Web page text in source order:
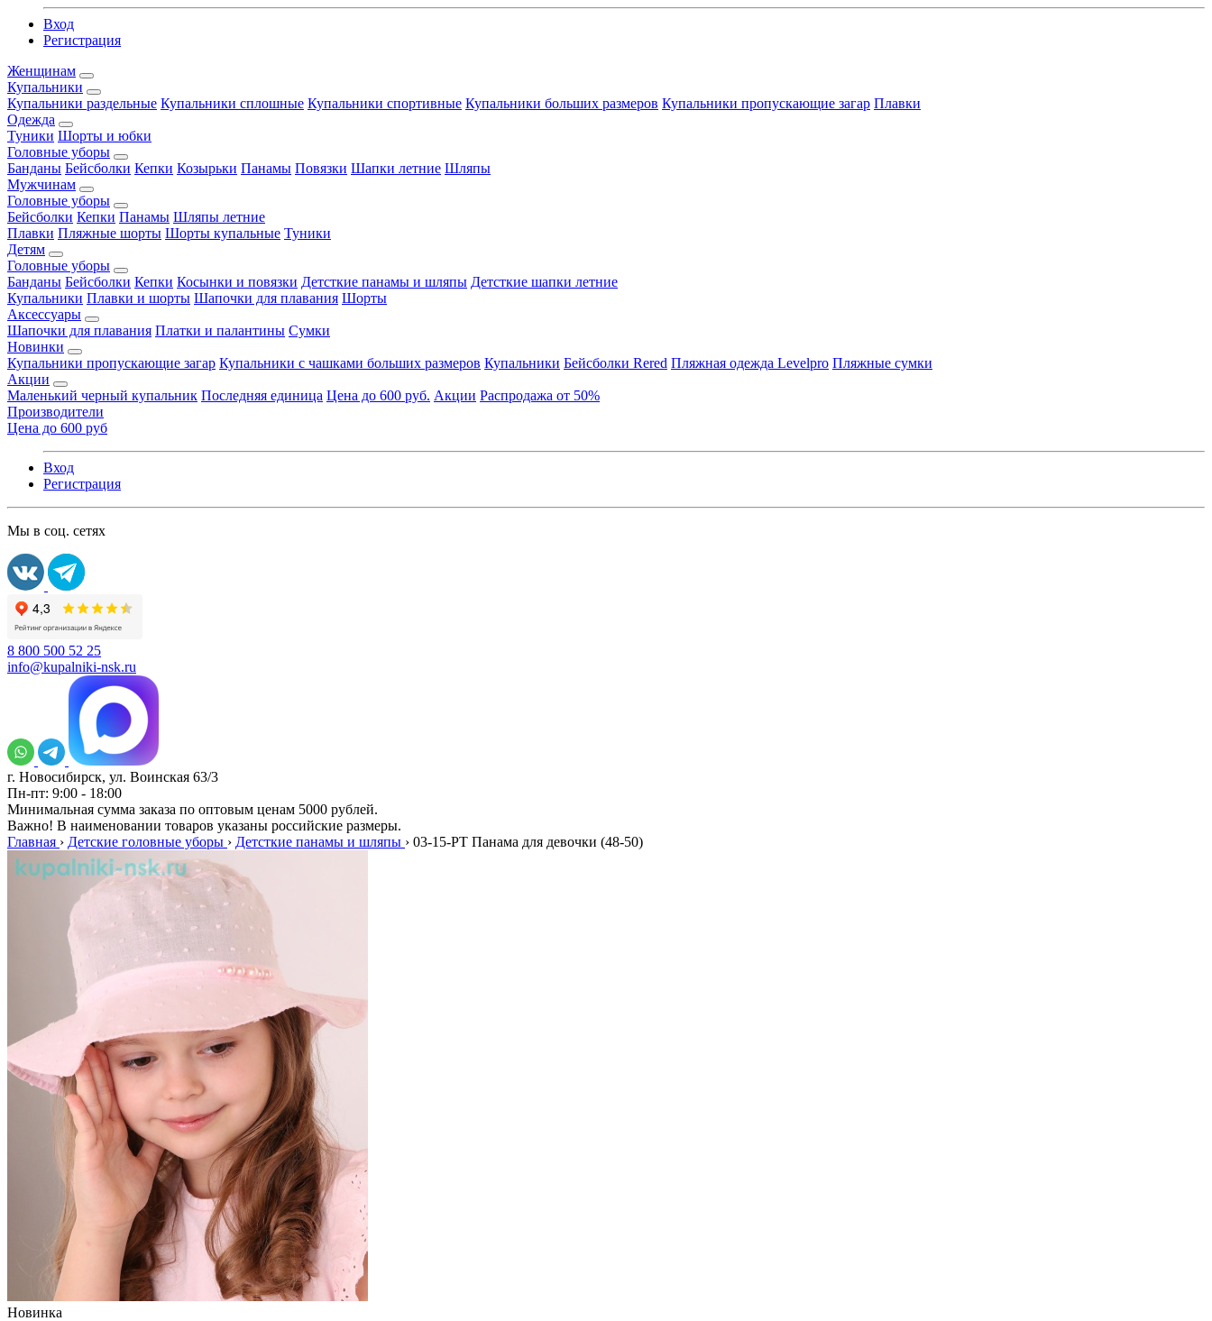
Вход
Регистрация
Женщинам
Купальники
Купальники раздельные Купальники сплошные Купальники спортивные Купальники больших размеров Купальники пропускающие загар Плавки
Одежда
Туники Шорты и юбки
Головные уборы
Банданы Бейсболки Кепки Козырьки Панамы Повязки Шапки летние Шляпы
Мужчинам
Головные уборы
Бейсболки Кепки Панамы Шляпы летние
Плавки Пляжные шорты Шорты купальные Туники
Детям
Головные уборы
Банданы Бейсболки Кепки Косынки и повязки Детсткие панамы и шляпы Детсткие шапки летние
Купальники Плавки и шорты Шапочки для плавания Шорты
Аксессуары
Шапочки для плавания Платки и палантины Сумки
Новинки
Купальники пропускающие загар Купальники с чашками больших размеров Купальники Бейсболки Rered Пляжная одежда Levelpro Пляжные сумки
Акции
Маленький черный купальник Последняя единица Цена до 600 руб. Акции Распродажа от 50%
Производители
Цена до 600 руб
Вход
Регистрация
Мы в соц. сетях
8 800 500 52 25
info@kupalniki-nsk.ru
г. Новосибирск, ул. Воинская 63/3
Пн-пт: 9:00 - 18:00
Минимальная сумма заказа по оптовым ценам 5000 рублей.
Важно! В наименовании товаров указаны российские размеры.
Главная › Детские головные уборы › Детсткие панамы и шляпы › 03-15-PT Панама для девочки (48-50)
Новинка